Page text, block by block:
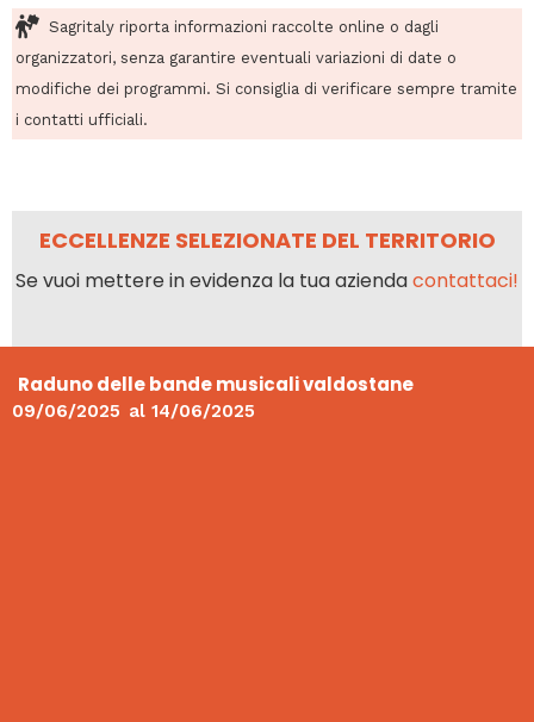
Sagritaly riporta informazioni raccolte online o dagli
organizzatori, senza garantire eventuali variazioni di date o
modifiche dei programmi. Si consiglia di verificare sempre tramite
i contatti ufficiali.
ECCELLENZE SELEZIONATE DEL TERRITORIO
Se vuoi mettere in evidenza la tua aziendacontattaci!
Raduno delle bande musicali valdostane
09/06/2025 al 14/06/2025